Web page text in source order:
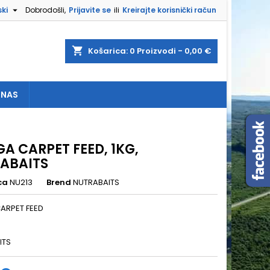
Dobrodošli, Prijavite se ili Kreirajte korisnički račun

shopping_cart Košarica: 0 Proizvodi - 0,00 €
CARPET FEED, 1KG,
NU213 Brend NUTRABAITS
FEED